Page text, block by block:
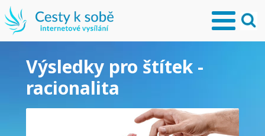
Výsledky pro štítek -
racionalita